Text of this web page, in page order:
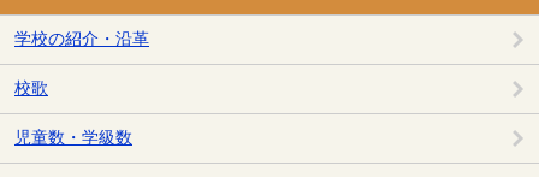
学校の紹介・沿革
校歌
児童数・学級数